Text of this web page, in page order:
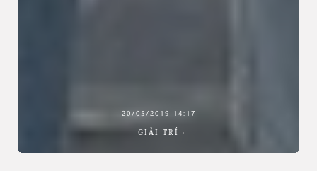
20/05/2019 14:17
GIẢI TRÍ